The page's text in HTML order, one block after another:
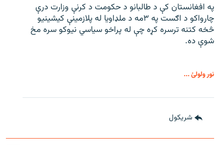
په افغانستان کې د طالبانو د حکومت د کرنې وزارت درې
چارواکو د اګست په ۳مه د ملډاویا له پلازمینې کیشینیو
څخه کتنه ترسره کړه چې له پراخو سیاسي نیوکو سره مخ
شوې ده.
نور ولولئ ...
شريکول